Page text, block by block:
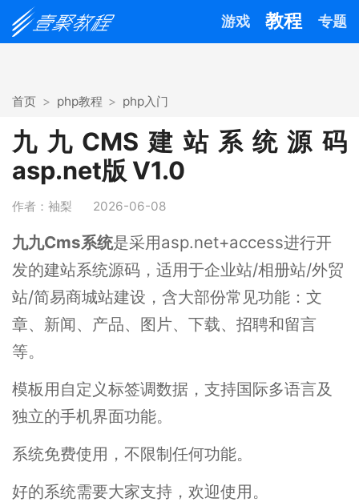
游戏 教程 专题
首页 php教程 php入门
九九CMS建站系统源码
asp.net版 V1.0
作者：袖梨 2026-06-08
九九Cms系统是采用asp.net+access进行开
发的建站系统源码，适用于企业站/相册站/外贸
站/简易商城站建设，含大部份常见功能：文
章、新闻、产品、图片、下载、招聘和留言
等。
模板用自定义标签调数据，支持国际多语言及
独立的手机界面功能。
系统免费使用，不限制任何功能。
好的系统需要大家支持，欢迎使用。